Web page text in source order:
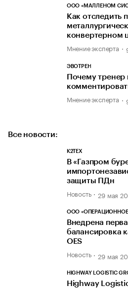
ООО «МАЛЛЕНОМ
Как отследить
конвертерном
Мнение эксперта
ЭВОТРЕН
Почему тренер
Мнение эксперта
Все новости:
К2ТЕХ
В «Газпром
защиты ПДн
Новость 29 мая
ООО
Внедрена
балансировка
OES
Новость 29 мая
HIGHWAY LOGISTIC
Highway